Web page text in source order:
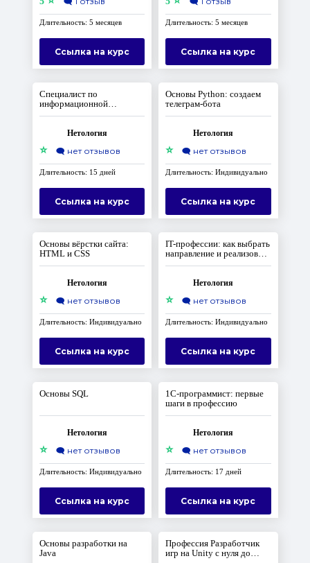
Длительность: 5 месяцев
Ссылка на курс
Длительность: 5 месяцев
Ссылка на курс
Специалист по
информационной
безопасности: старт
Нетология
⭐ 🗨️ нет отзывов
Длительность: 15 дней
Ссылка на курс
Основы Python: создаем
телеграм-бота
Нетология
⭐ 🗨️ нет отзывов
Длительность: Индивидуально
Ссылка на курс
Основы вёрстки сайта:
HTML и CSS
Нетология
⭐ 🗨️ нет отзывов
Длительность: Индивидуально
Ссылка на курс
IT-профессии: как выбрать
направление и реализовать
себя
Нетология
⭐ 🗨️ нет отзывов
Длительность: Индивидуально
Ссылка на курс
Основы SQL
Нетология
⭐ 🗨️ нет отзывов
Длительность: Индивидуально
Ссылка на курс
1С-программист: первые
шаги в профессию
Нетология
⭐ 🗨️ нет отзывов
Длительность: 17 дней
Ссылка на курс
Основы разработки на
Java
Профессия Разработчик
игр на Unity с нуля до